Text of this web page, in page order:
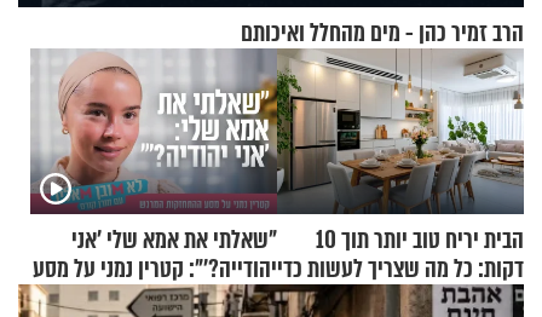
הרב זמיר כהן - מים מהחלל ואיכותם
הבית יריח טוב יותר תוך 10
דקות: כל מה שצריך לעשות כדי
לרענן את הבית
"שאלתי את אמא שלי 'אני
יהודייה?'": קטרין נמני על מסע
ההתחזקות המרגש